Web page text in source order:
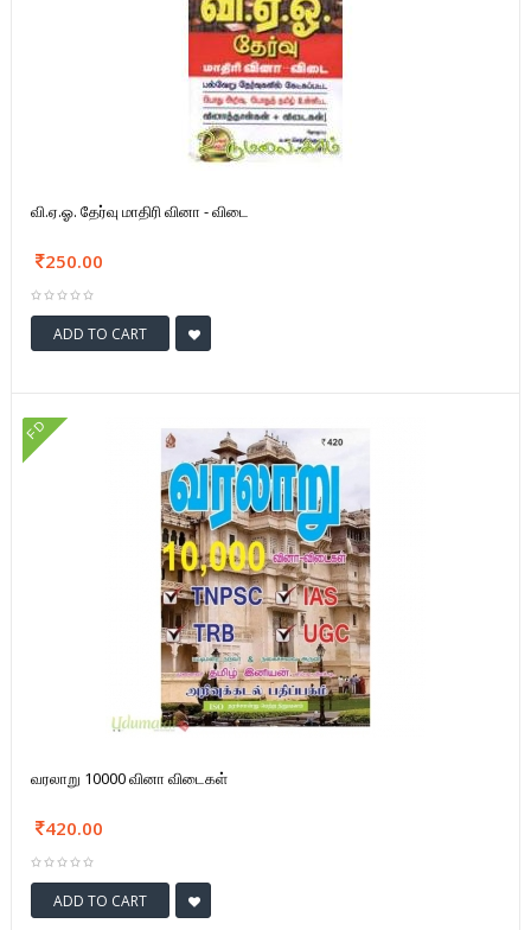
வி.ஏ.ஓ. தேர்வு மாதிரி வினா - விடை
250.00
ADD TO CART
FD
வரலாறு 10000 வினா விடைகள்
420.00
ADD TO CART